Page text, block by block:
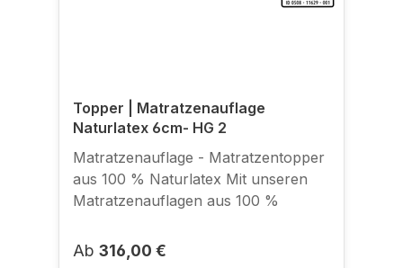
Topper | Matratzenauflage
Naturlatex 6cm- HG 2
Matratzenauflage - Matratzentopper
aus 100 % Naturlatex Mit unseren
Matratzenauflagen aus 100 %
Möglichkeit, die positiven
Regulärer Preis:
Ab 316,00 €